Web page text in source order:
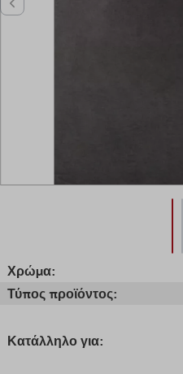
Χρώμα:
Τύπος προϊόντος:
Κατάλληλο για: